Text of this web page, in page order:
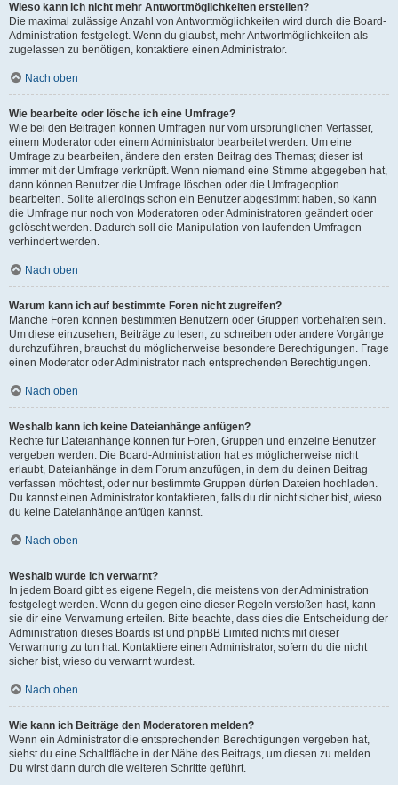
Wieso kann ich nicht mehr Antwortmöglichkeiten erstellen?
Die maximal zulässige Anzahl von Antwortmöglichkeiten wird durch die Board-
Administration festgelegt. Wenn du glaubst, mehr Antwortmöglichkeiten als
zugelassen zu benötigen, kontaktiere einen Administrator.
Nach oben
Wie bearbeite oder lösche ich eine Umfrage?
Wie bei den Beiträgen können Umfragen nur vom ursprünglichen Verfasser,
einem Moderator oder einem Administrator bearbeitet werden. Um eine
Umfrage zu bearbeiten, ändere den ersten Beitrag des Themas; dieser ist
immer mit der Umfrage verknüpft. Wenn niemand eine Stimme abgegeben hat,
dann können Benutzer die Umfrage löschen oder die Umfrageoption
bearbeiten. Sollte allerdings schon ein Benutzer abgestimmt haben, so kann
die Umfrage nur noch von Moderatoren oder Administratoren geändert oder
gelöscht werden. Dadurch soll die Manipulation von laufenden Umfragen
verhindert werden.
Nach oben
Warum kann ich auf bestimmte Foren nicht zugreifen?
Manche Foren können bestimmten Benutzern oder Gruppen vorbehalten sein.
Um diese einzusehen, Beiträge zu lesen, zu schreiben oder andere Vorgänge
durchzuführen, brauchst du möglicherweise besondere Berechtigungen. Frage
einen Moderator oder Administrator nach entsprechenden Berechtigungen.
Nach oben
Weshalb kann ich keine Dateianhänge anfügen?
Rechte für Dateianhänge können für Foren, Gruppen und einzelne Benutzer
vergeben werden. Die Board-Administration hat es möglicherweise nicht
erlaubt, Dateianhänge in dem Forum anzufügen, in dem du deinen Beitrag
verfassen möchtest, oder nur bestimmte Gruppen dürfen Dateien hochladen.
Du kannst einen Administrator kontaktieren, falls du dir nicht sicher bist, wieso
du keine Dateianhänge anfügen kannst.
Nach oben
Weshalb wurde ich verwarnt?
In jedem Board gibt es eigene Regeln, die meistens von der Administration
festgelegt werden. Wenn du gegen eine dieser Regeln verstoßen hast, kann
sie dir eine Verwarnung erteilen. Bitte beachte, dass dies die Entscheidung der
Administration dieses Boards ist und phpBB Limited nichts mit dieser
Verwarnung zu tun hat. Kontaktiere einen Administrator, sofern du die nicht
sicher bist, wieso du verwarnt wurdest.
Nach oben
Wie kann ich Beiträge den Moderatoren melden?
Wenn ein Administrator die entsprechenden Berechtigungen vergeben hat,
siehst du eine Schaltfläche in der Nähe des Beitrags, um diesen zu melden.
Du wirst dann durch die weiteren Schritte geführt.